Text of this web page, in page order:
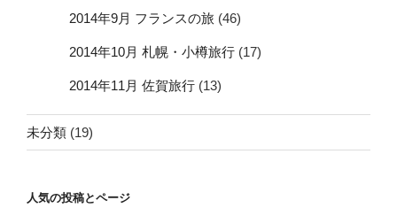
2014年9月 フランスの旅 (46)
2014年10月 札幌・小樽旅行 (17)
2014年11月 佐賀旅行 (13)
未分類 (19)
人気の投稿とページ